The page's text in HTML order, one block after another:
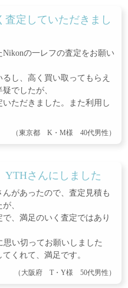
査定していただきまし
Nikonの一レフの査定をお願い
し、高く買い取ってもらえ
でしたが、
ただきました。また利用し
（東京都 K・M様 40代男性）
YTHさんにしました
があったので、査定見積も
、
、満足のいく査定ではあり
い切ってお願いしました
くれて、満足です。
（大阪府 T・Y様 50代男性）